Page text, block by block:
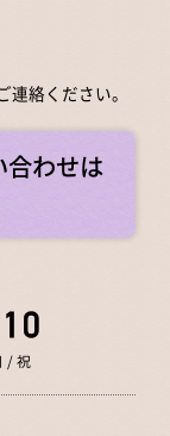
連絡ください。
合わせは
/ 祝